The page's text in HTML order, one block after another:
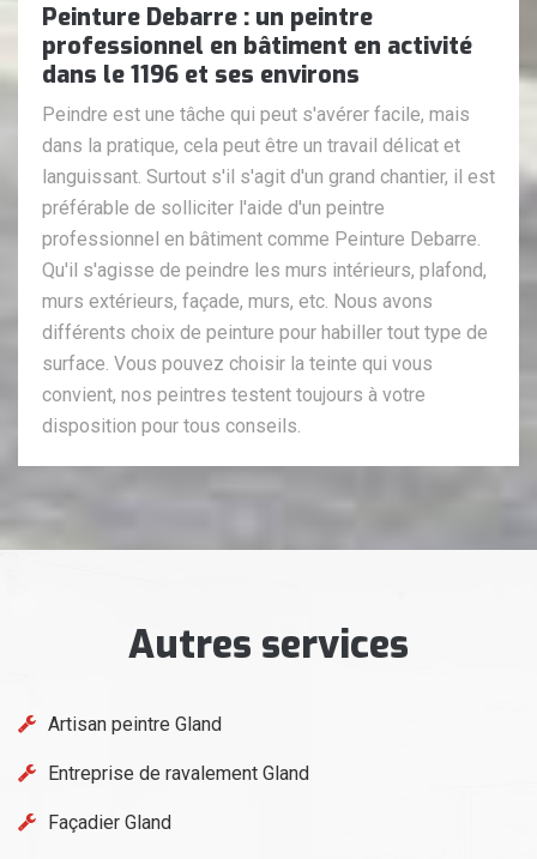
Peinture Debarre : un peintre
professionnel en bâtiment en activité
dans le 1196 et ses environs
Peindre est une tâche qui peut s'avérer facile, mais
dans la pratique, cela peut être un travail délicat et
languissant. Surtout s'il s'agit d'un grand chantier, il est
préférable de solliciter l'aide d'un peintre
professionnel en bâtiment comme Peinture Debarre.
Qu'il s'agisse de peindre les murs intérieurs, plafond,
murs extérieurs, façade, murs, etc. Nous avons
différents choix de peinture pour habiller tout type de
surface. Vous pouvez choisir la teinte qui vous
convient, nos peintres testent toujours à votre
disposition pour tous conseils.
Autres services
Artisan peintre Gland
Entreprise de ravalement Gland
Façadier Gland